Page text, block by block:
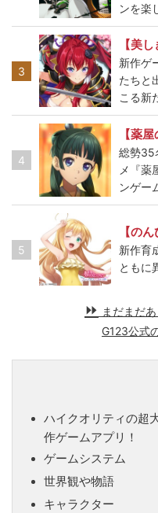
ンを楽
3
【美
新作ゲ
たちと
こる新
4
【薬
総勢35
メ『薬
ンゲー
5
【の
新作育
ともに
まだまだ
G123公式
ハイクオリティの超
作ゲームアプリ！
ゲームシステム
世界観や物語
キャラクター